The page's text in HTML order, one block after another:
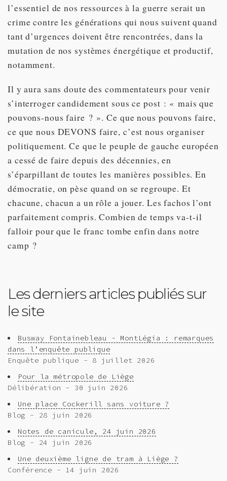
l’essentiel de nos ressources à la guerre serait un
crime contre les générations qui nous suivent quand
tant d’urgences doivent être rencontrées, dans la
mutation de nos systèmes énergétique et productif,
notamment.
Il y aura sans doute des commentateurs pour venir
s’interroger candidement sous ce post : « mais que
pouvons-nous faire ? ». Ce que nous pouvons faire,
ce que nous DEVONS faire, c’est nous organiser
politiquement. Ce que le peuple de gauche européen
a cessé de faire depuis des décennies, en
s’éparpillant de toutes les manières possibles. En
démocratie, on pèse quand on se regroupe. Et
chacune, chacun a un rôle a jouer. Les fachos l’ont
parfaitement compris. Combien de temps va-t-il
falloir pour que le franc tombe enfin dans notre
camp ?
Les derniers articles publiés sur
le site
Busway Fontainebleau - MontLégia : remarques
dans l’enquête publique
Enquête publique - 8 juillet 2026
Pour la métropole de Liège
Délibération - 30 juin 2026
Une place Cockerill sans voiture ?
Blog - 28 juin 2026
Notes de canicule, 24 juin 2026
Blog - 24 juin 2026
Une deuxième ligne de tram à Liège ?
Conférence - 14 juin 2026